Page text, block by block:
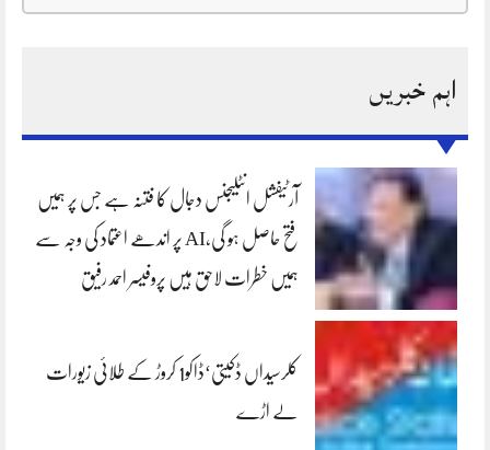
اہم خبریں
آرٹیفشل انٹلیجنس دجال کا فتنہ ہے جس پر ہمیں
فتح حاصل ہو گی،AI پر اندھے اعتماد کی وجہ سے
ہمیں خطرات لاحق ہیں پروفیسر احمد رفیق
کلرسیداں ڈکیتی‘ڈاکو1 کروڑ کے طلائی زیورات
لے اڑے